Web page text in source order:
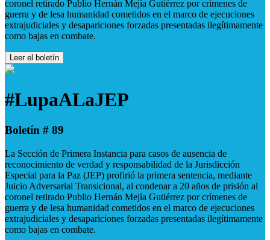
coronel retirado Publio Hernán Mejía Gutiérrez por crímenes de
guerra y de lesa humanidad cometidos en el marco de ejecuciones
extrajudiciales y desapariciones forzadas presentadas ilegítimamente
como bajas en combate.
Leer el boletín
#LupaALaJEP
Boletín # 89
La Sección de Primera Instancia para casos de ausencia de
reconocimiento de verdad y responsabilidad de la Jurisdicción
Especial para la Paz (JEP) profirió la primera sentencia, mediante
Juicio Adversarial Transicional, al condenar a 20 años de prisión al
coronel retirado Publio Hernán Mejía Gutiérrez por crímenes de
guerra y de lesa humanidad cometidos en el marco de ejecuciones
extrajudiciales y desapariciones forzadas presentadas ilegítimamente
como bajas en combate.